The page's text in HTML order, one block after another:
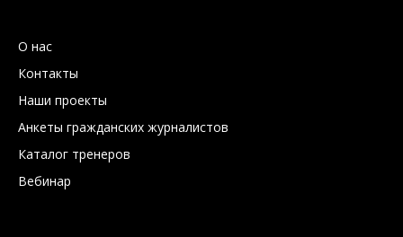
О нас
Контакты
Наши проекты
Анкеты гражданских журналистов
Каталог тренеров
Вебинар